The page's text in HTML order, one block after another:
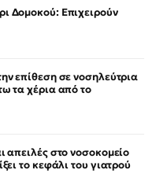
Δομοκού: Επιχειρούν
επίθεση σε νοσηλεύτρια
τα χέρια από το
απειλές στο νοσοκομείο
το κεφάλι του γιατρού